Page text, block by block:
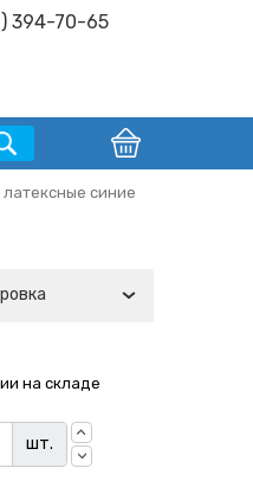
394-70-65
синие
шт.
на складе